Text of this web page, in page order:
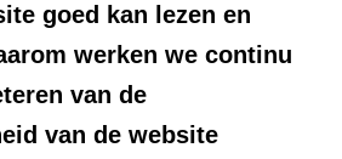
goed kan lezen en
werken we continu
van de
van de website